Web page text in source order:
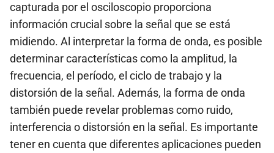
capturada por el osciloscopio proporciona
información crucial sobre la señal que se está
midiendo. Al interpretar la forma de onda, es posible
determinar características como la amplitud, la
frecuencia, el período, el ciclo de trabajo y la
distorsión de la señal. Además, la forma de onda
también puede revelar problemas como ruido,
interferencia o distorsión en la señal. Es importante
tener en cuenta que diferentes aplicaciones pueden